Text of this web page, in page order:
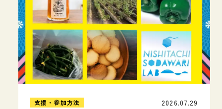
支援・参加方法 2026.07.29